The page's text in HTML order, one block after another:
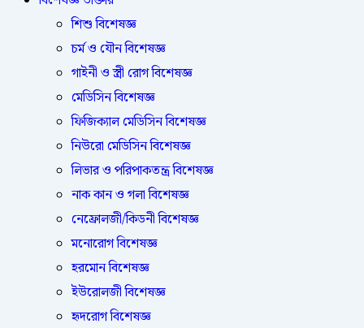
শিশু বিশেষজ্ঞ
চর্ম ও যৌন বিশেষজ্ঞ
গাইনী ও স্ত্রী রোগ বিশেষজ্ঞ
মেডিসিন বিশেষজ্ঞ
ফিজিক্যাল মেডিসিন বিশেষজ্ঞ
নিউরো মেডিসিন বিশেষজ্ঞ
লিভার ও পরিপাকতন্ত্র বিশেষজ্ঞ
নাক কান ও গলা বিশেষজ্ঞ
নেফ্রোলজী/কিডনী বিশেষজ্ঞ
মনোরোগ বিশেষজ্ঞ
হরমোন বিশেষজ্ঞ
ইউরোলজী বিশেষজ্ঞ
হৃদরোগ বিশেষজ্ঞ